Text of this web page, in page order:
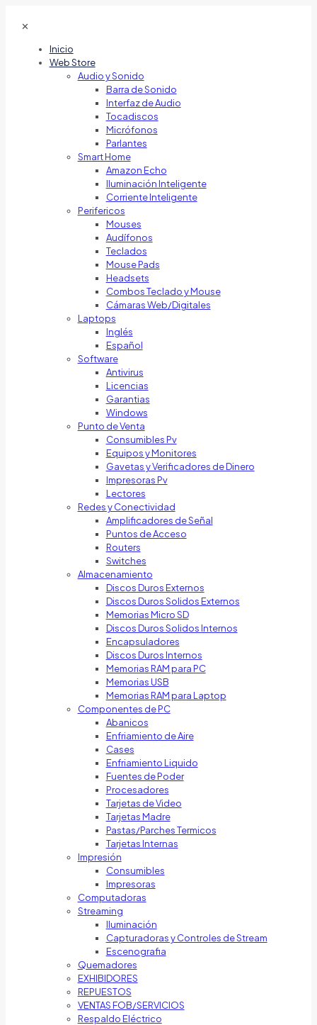
✕
Inicio
Web Store
Audio y Sonido
Barra de Sonido
Interfaz de Audio
Tocadiscos
Micrófonos
Parlantes
Smart Home
Amazon Echo
Iluminación Inteligente
Corriente Inteligente
Perifericos
Mouses
Audífonos
Teclados
Mouse Pads
Headsets
Combos Teclado y Mouse
Cámaras Web/Digitales
Laptops
Inglés
Español
Software
Antivirus
Licencias
Garantias
Windows
Punto de Venta
Consumibles Pv
Equipos y Monitores
Gavetas y Verificadores de Dinero
Impresoras Pv
Lectores
Redes y Conectividad
Amplificadores de Señal
Puntos de Acceso
Routers
Switches
Almacenamiento
Discos Duros Externos
Discos Duros Solidos Externos
Memorias Micro SD
Discos Duros Solidos Internos
Encapsuladores
Discos Duros Internos
Memorias RAM para PC
Memorias USB
Memorias RAM para Laptop
Componentes de PC
Abanicos
Enfriamiento de Aire
Cases
Enfriamiento Liquido
Fuentes de Poder
Procesadores
Tarjetas de Video
Tarjetas Madre
Pastas/Parches Termicos
Tarjetas Internas
Impresión
Consumibles
Impresoras
Computadoras
Streaming
Iluminación
Capturadoras y Controles de Stream
Escenografia
Quemadores
EXHIBIDORES
REPUESTOS
VENTAS FOB/SERVICIOS
Respaldo Eléctrico